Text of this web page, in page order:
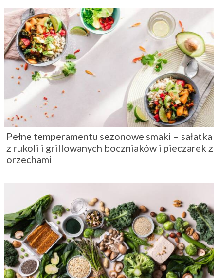
Pełne temperamentu sezonowe smaki – sałatka
z rukoli i grillowanych boczniaków i pieczarek z
orzechami